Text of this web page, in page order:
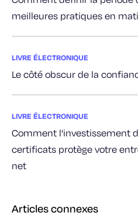
meilleures pratiques en
LIVRE ÉLECTRONIQUE
Le côté obscur de la
LIVRE ÉLECTRONIQUE
Comment l'investissement
certificats protège votre
net
Articles connexes